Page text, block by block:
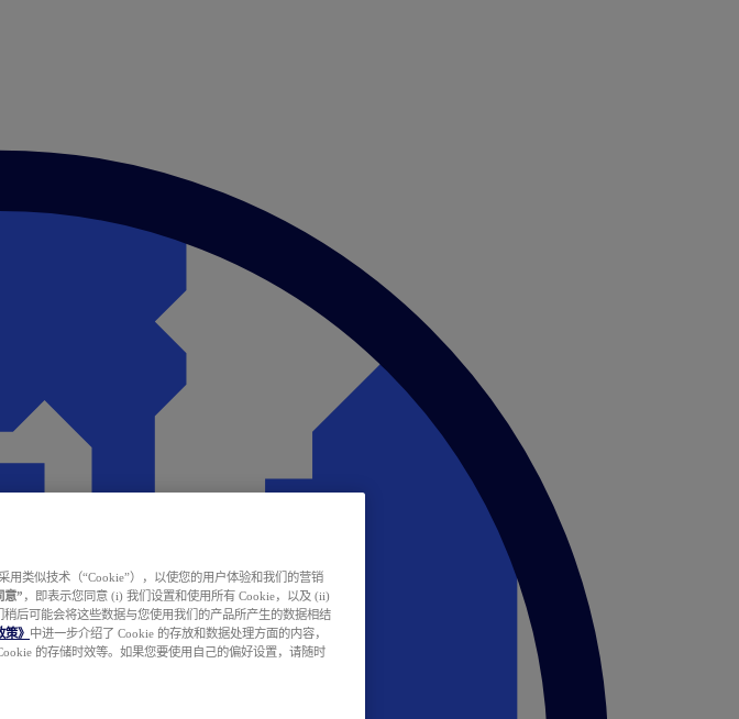
用类似技术（“Cookie”），以使您的用户体验和我们的营销
意” ，即表示您同意 (i) 我们设置和使用所有 Cookie，以及 (ii)
后可能会将这些数据与您使用我们的产品所产生的数据相结
策》 中进一步介绍了 Cookie 的存放和数据处理方面的内容，
的存储时效等。如果您要使用自己的偏好设置，请随时